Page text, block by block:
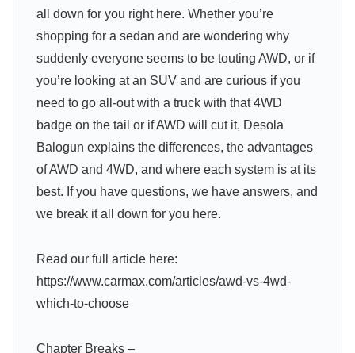
all down for you right here. Whether you’re
shopping for a sedan and are wondering why
suddenly everyone seems to be touting AWD, or if
you’re looking at an SUV and are curious if you
need to go all-out with a truck with that 4WD
badge on the tail or if AWD will cut it, Desola
Balogun explains the differences, the advantages
of AWD and 4WD, and where each system is at its
best. If you have questions, we have answers, and
we break it all down for you here.
Read our full article here:
https://www.carmax.com/articles/awd-vs-4wd-
which-to-choose
Chapter Breaks –